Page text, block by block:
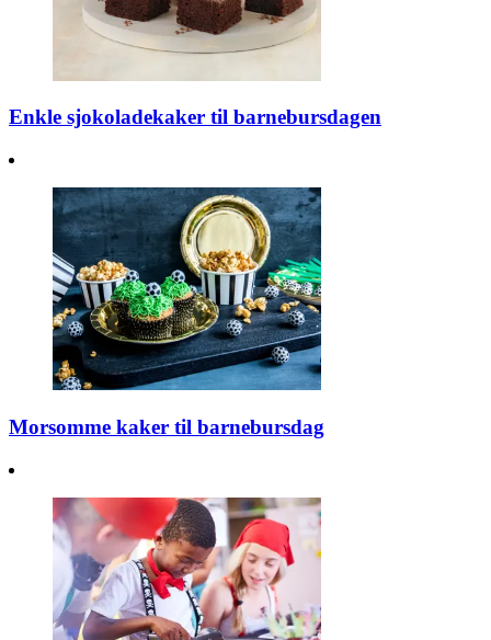
Enkle sjokoladekaker til barnebursdagen
Morsomme kaker til barnebursdag